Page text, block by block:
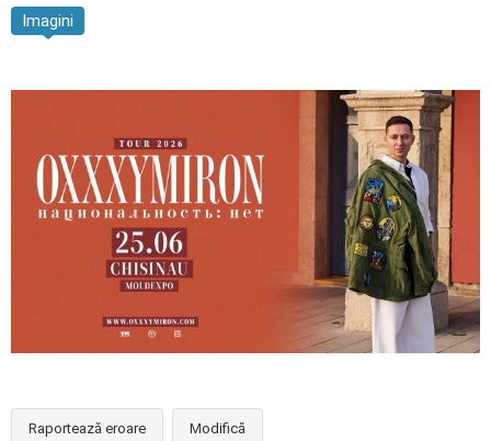
Imagini
Raportează eroare Modifică